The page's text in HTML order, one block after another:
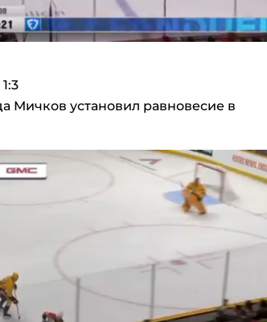
Мичков установил равновесие в